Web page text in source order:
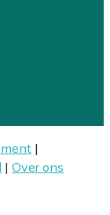
|
| Over ons